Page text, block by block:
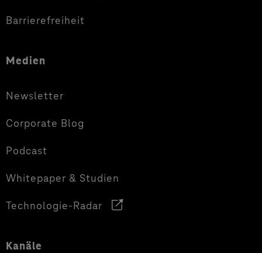
Barrierefreiheit
Medien
Newsletter
Corporate Blog
Podcast
Whitepaper & Studien
Technologie-Radar
Kanäle